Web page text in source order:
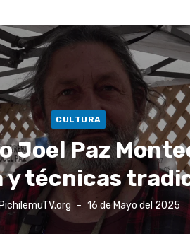
CULTURA
Joel Paz
técnicas
PichilemuTV.org
Publicado
16 de Mayo del 2025